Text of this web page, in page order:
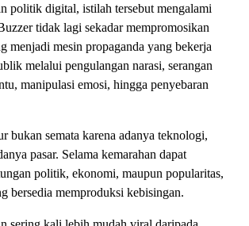
politik digital, istilah tersebut mengalami
tidak lagi sekadar mempromosikan
menjadi mesin propaganda yang bekerja
melalui pengulangan narasi, serangan
manipulasi emosi, hingga penyebaran
bukan semata karena adanya teknologi,
pasar. Selama kemarahan dapat
politik, ekonomi, maupun popularitas,
bersedia memproduksi kebisingan.